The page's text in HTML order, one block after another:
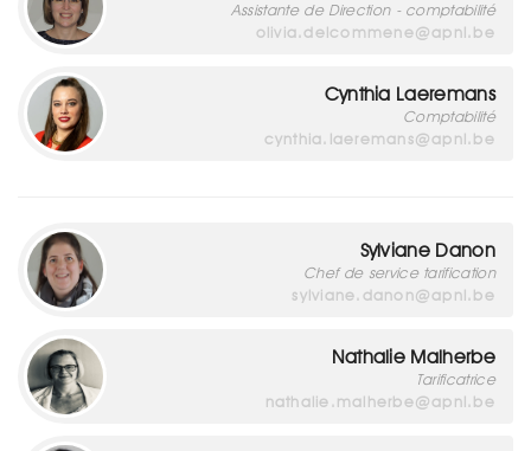
Assistante de Direction - comptabilité
olivia.delcommene@apnl.be
Cynthia Laeremans
Comptabilité
cynthia.laeremans@apnl.be
Sylviane Danon
Chef de service tarification
sylviane.danon@apnl.be
Nathalie Malherbe
Tarificatrice
nathalie.malherbe@apnl.be